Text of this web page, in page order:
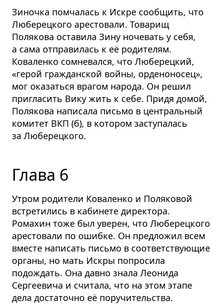
Зиночка помчалась к Искре сообщить, что
Люберецкого арестовали. Товарищ
Полякова оставила Зину ночевать у себя,
а сама отправилась к её родителям.
Коваленко сомневался, что Люберецкий,
«герой гражданской войны, орденоносец»,
мог оказаться врагом народа. Он решил
пригласить Вику жить к себе. Придя домой,
Полякова написала письмо в центральный
комитет ВКП (б), в котором заступалась
за Люберецкого.
Глава 6
Утром родители Коваленко и Поляковой
встретились в кабинете директора.
Ромахин тоже был уверен, что Люберецкого
арестовали по ошибке. Он предложил всем
вместе написать письмо в соответ­ствующие
органы, но мать Искры попросила
подождать. Она давно знала Леонида
Сергеевича и считала, что на этом этапе
дела достаточно её поручительства.